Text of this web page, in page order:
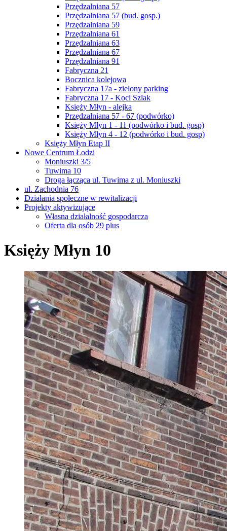
Przędzalniana 57
Przędzalniana 57 (bud. gosp.)
Przędzalniana 59
Przędzalniana 61
Przędzalniana 63
Przędzalniana 67
Przędzalniana 91
Fabryczna 21
Bocznica kolejowa
Fabryczna 17a - zielony parking
Fabryczna 17 - Koci Szlak
Księży Młyn - alejka
Przędzalniana 57 - 67 (podwórko)
Księży Młyn 1 - 11 (podwórko i bud. gosp)
Księży Młyn 4 - 12 (podwórko i bud. gosp)
Księży Młyn Etap II
Nowe Centrum Łodzi
Moniuszki 3/5
Tuwima 10
Droga łącząca ul. Tuwima z ul. Moniuszki
ul. Zachodnia 76
Działania społeczne w rewitalizacji
Projekty aktywizujące
Własna działalność gospodarcza
Oferta dla osób 29 plus
Księży Młyn 10